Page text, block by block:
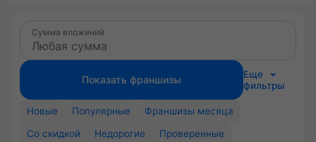
Сумма вложений
Показать франшизы
Еще
фильтры
Новые Популярные
Франшизы месяца
Со скидкой
Недорогие
Проверенные